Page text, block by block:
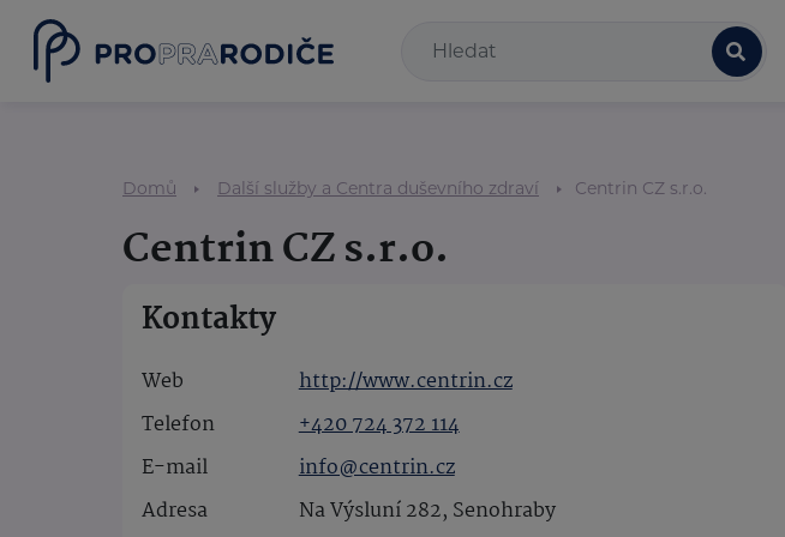
Domů Další služby a Centra duševního zdraví Centrin CZ s.r.o.
Centrin CZ s.r.o.
Kontakty
Web
http://www.centrin.cz
Telefon
+420 724 372 114
E-mail
info@centrin.cz
Adresa
Na Výsluní 282, Senohraby